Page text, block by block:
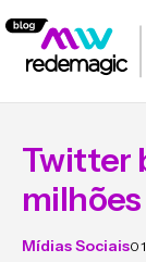
Twitter
Mídias Sociais